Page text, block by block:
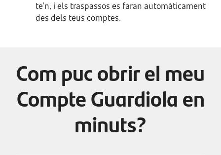
te’n, i els traspassos es faran automàticament
des dels teus comptes.
Com puc obrir el meu
Compte Guardiola en
minuts?